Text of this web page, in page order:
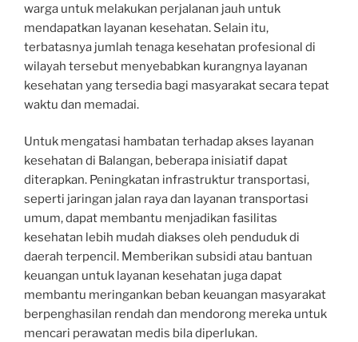
warga untuk melakukan perjalanan jauh untuk
mendapatkan layanan kesehatan. Selain itu,
terbatasnya jumlah tenaga kesehatan profesional di
wilayah tersebut menyebabkan kurangnya layanan
kesehatan yang tersedia bagi masyarakat secara tepat
waktu dan memadai.
Untuk mengatasi hambatan terhadap akses layanan
kesehatan di Balangan, beberapa inisiatif dapat
diterapkan. Peningkatan infrastruktur transportasi,
seperti jaringan jalan raya dan layanan transportasi
umum, dapat membantu menjadikan fasilitas
kesehatan lebih mudah diakses oleh penduduk di
daerah terpencil. Memberikan subsidi atau bantuan
keuangan untuk layanan kesehatan juga dapat
membantu meringankan beban keuangan masyarakat
berpenghasilan rendah dan mendorong mereka untuk
mencari perawatan medis bila diperlukan.